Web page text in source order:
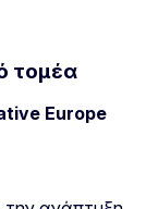
τομέα
Europe